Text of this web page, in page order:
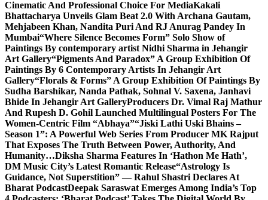
Cinematic And Professional Choice For MediaKakali
Bhattacharya Unveils Glam Beat 2.0 With Archana Gautam,
Mehjabeen Khan, Nandita Puri And RJ Anurag Pandey In
Mumbai“Where Silence Becomes Form” Solo Show of
Paintings By contemporary artist Nidhi Sharma in Jehangir
Art Gallery“Pigments And Paradox” A Group Exhibition Of
Paintings By 6 Contemporary Artists In Jehangir Art
Gallery“Florals & Forms” A Group Exhibition Of Paintings By
Sudha Barshikar, Nanda Pathak, Sohnal V. Saxena, Janhavi
Bhide In Jehangir Art GalleryProducers Dr. Vimal Raj Mathur
And Rupesh D. Gohil Launched Multilingual Posters For The
Women-Centric Film “Abhaya”“Jiski Lathi Uski Bhains –
Season 1”: A Powerful Web Series From Producer MK Rajput
That Exposes The Truth Between Power, Authority, And
Humanity…Diksha Sharma Features In ‘Hathon Me Hath’,
DM Music City’s Latest Romantic Release“Astrology Is
Guidance, Not Superstition” — Rahul Shastri Declares At
Bharat PodcastDeepak Saraswat Emerges Among India’s Top